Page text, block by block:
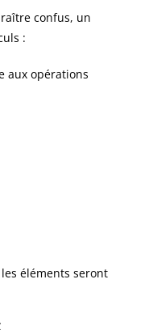
confus, un
:
aux opérations
éléments seront